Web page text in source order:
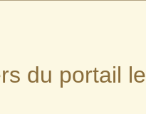
du portail